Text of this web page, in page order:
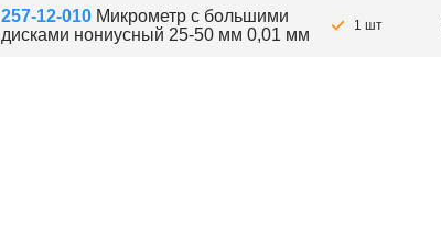
257-12-010 Микрометр с большими
дисками нониусный 25-50 мм 0,01 мм
1 шт